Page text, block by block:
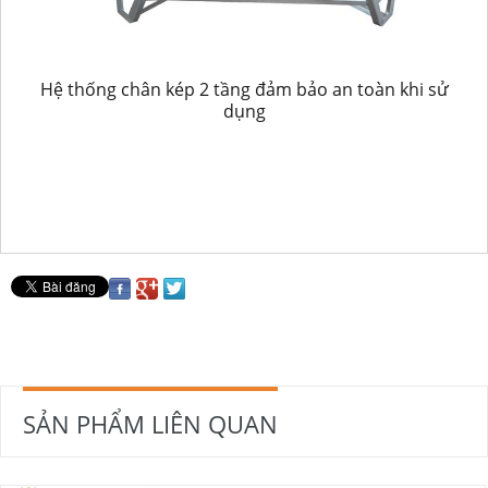
Hệ thống chân kép 2 tầng đảm bảo an toàn khi sử
dụng
SẢN PHẨM LIÊN QUAN